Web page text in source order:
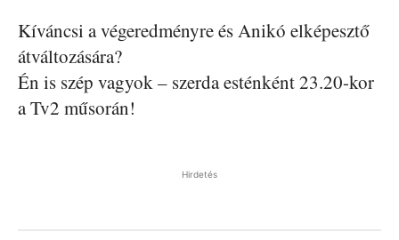
Kíváncsi a végeredményre és Anikó elképesztő
átváltozására?
Én is szép vagyok – szerda esténként 23.20-kor
a Tv2 műsorán!
Hirdetés